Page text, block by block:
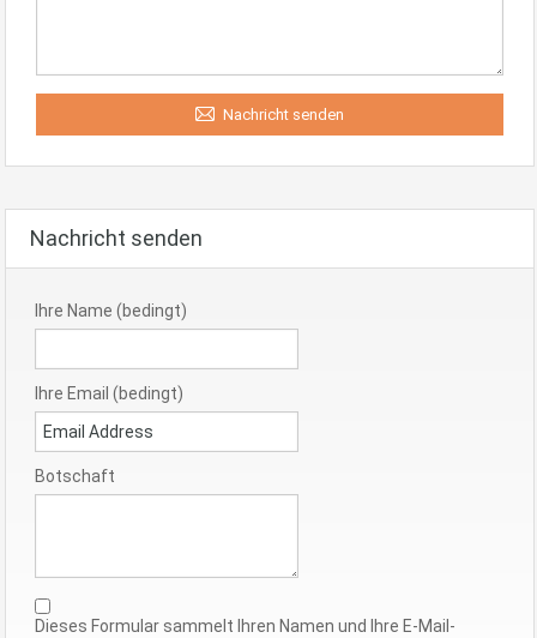
Nachricht senden
Nachricht senden
Ihre Name (bedingt)
Ihre Email (bedingt)
Botschaft
Dieses Formular sammelt Ihren Namen und Ihre E-Mail-